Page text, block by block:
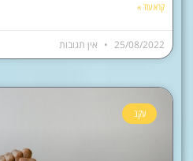
קרא עוד »
25/08/2022 אין תגובות
עקב